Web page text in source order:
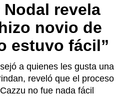
revela
novio de
estuvo fácil”
a quienes les gusta una
reveló que el proceso
no fue nada fácil